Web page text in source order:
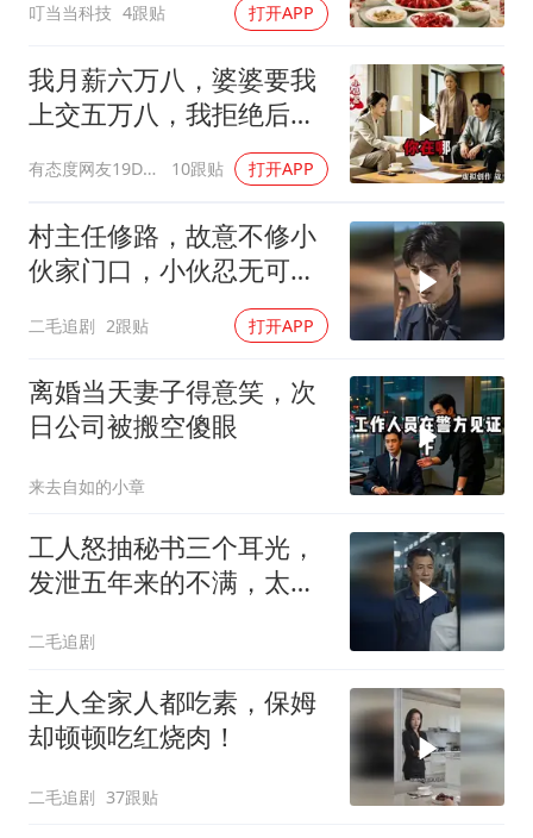
叮当当科技 4跟贴 打开APP
我月薪六万八，婆婆要我
上交五万八，我拒绝后她
换了门锁，12天后我决意
离婚
有态度网友19Dsym 10跟贴 打开APP
村主任修路，故意不修小
伙家门口，小伙忍无可忍
二毛追剧 2跟贴 打开APP
离婚当天妻子得意笑，次
日公司被搬空傻眼
来去自如的小章
工人怒抽秘书三个耳光，
发泄五年来的不满，太解
二毛追剧
主人全家人都吃素，保姆
却顿顿吃红烧肉！
二毛追剧 37跟贴